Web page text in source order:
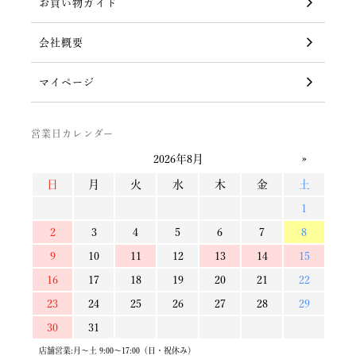
お買い物ガイド
会社概要
マイページ
営業日カレンダー